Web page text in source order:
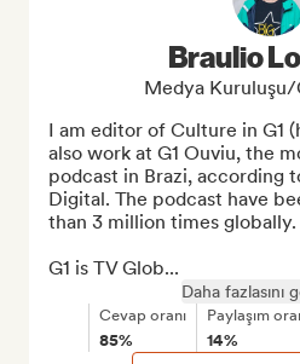
Braulio
Medya
I am editor of Culture in G1
also work at G1 Ouviu, the
podcast in Brazi, according
Digital. The podcast have
than 3 million times globally.
G1 is TV Glob...
Daha fazlasını
Cevap oranı
85%
Paylaşım
14%